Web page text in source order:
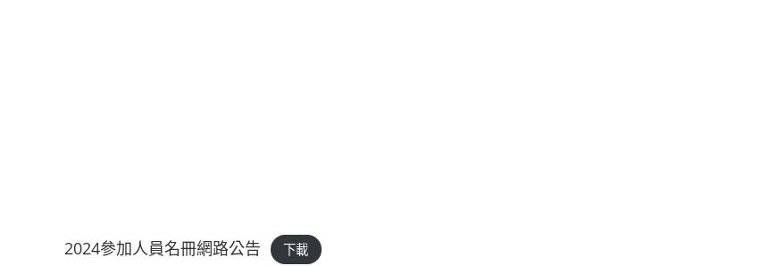
2024參加人員名冊網路公告 下載